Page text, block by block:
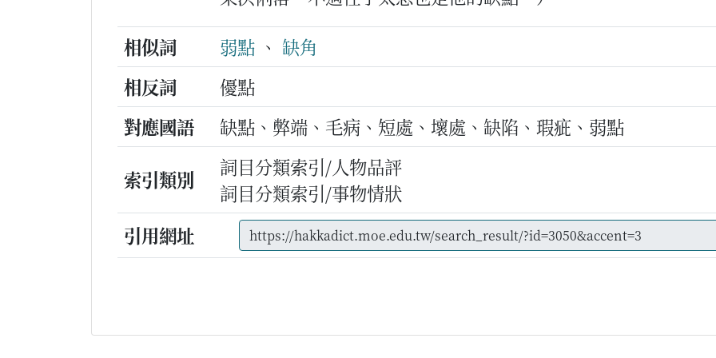
相似詞
弱點 、 缺角
相反詞
優點
對應國語
缺點、弊端、毛病、短處、壞處、缺陷、瑕疵、弱點
索引類別
詞目分類索引/人物品評
詞目分類索引/事物情狀
引用網址